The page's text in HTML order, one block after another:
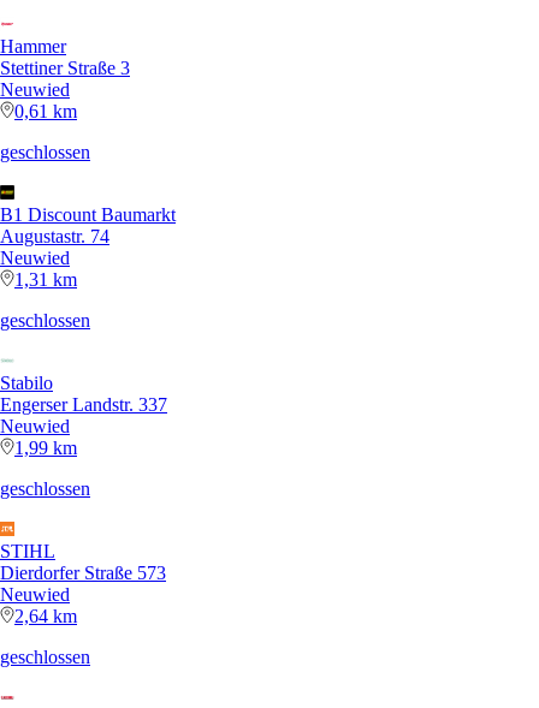
Hammer
Stettiner Straße 3
Neuwied
0,61 km
geschlossen
B1 Discount Baumarkt
Augustastr. 74
Neuwied
1,31 km
geschlossen
Stabilo
Engerser Landstr. 337
Neuwied
1,99 km
geschlossen
STIHL
Dierdorfer Straße 573
Neuwied
2,64 km
geschlossen